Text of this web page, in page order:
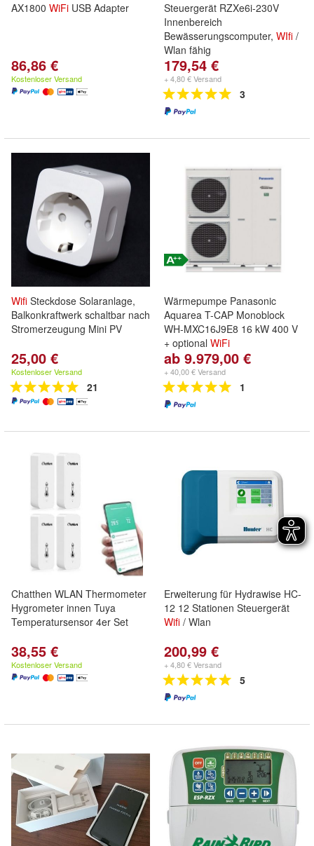
AX1800 WiFi USB Adapter
86,86 €
Kostenloser Versand
Steuergerät RZXe6i-230V
Innenbereich
Bewässerungscomputer, WIfi /
Wlan fähig
179,54 €
+ 4,80 € Versand
3
Wifi Steckdose Solaranlage,
Balkonkraftwerk schaltbar nach
Stromerzeugung Mini PV
25,00 €
Kostenloser Versand
21
Wärmepumpe Panasonic
Aquarea T-CAP Monoblock
WH-MXC16J9E8 16 kW 400 V
+ optional WiFi
ab 9.979,00 €
+ 40,00 € Versand
1
Chatthen WLAN Thermometer
Hygrometer innen Tuya
Temperatursensor 4er Set
38,55 €
Kostenloser Versand
Erweiterung für Hydrawise HC-
12 12 Stationen Steuergerät
Wifi / Wlan
200,99 €
+ 4,80 € Versand
5